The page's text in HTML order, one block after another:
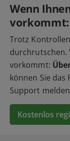
Wenn
Trotz
durchrutschen.
vorkommt:
können Sie
Support
Kostenlos